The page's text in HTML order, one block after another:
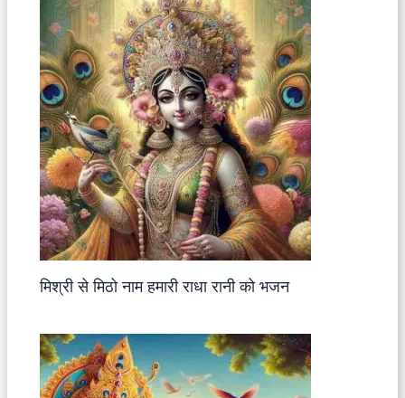
मिश्री से मिठो नाम हमारी राधा रानी को भजन